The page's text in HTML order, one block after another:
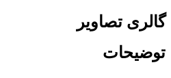
گالری تصاویر
توضیحات